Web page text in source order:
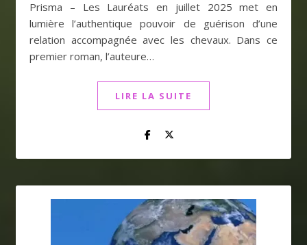
Prisma – Les Lauréats en juillet 2025 met en
lumière l’authentique pouvoir de guérison d’une
relation accompagnée avec les chevaux. Dans ce
premier roman, l’auteure…
LIRE LA SUITE